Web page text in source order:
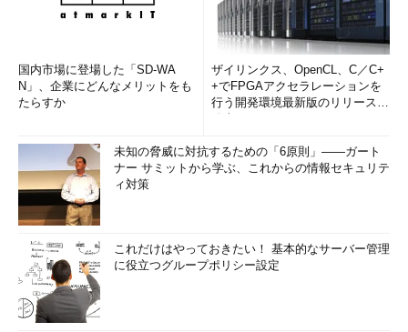
国内市場に登場した「SD-WA
N」、企業にどんなメリットをも
たらすか
ザイリンクス、OpenCL、C／C+
+でFPGAアクセラレーションを
行う開発環境最新版のリリースを
未知の脅威に対抗するための「6原則」――ガート
ナー サミットから学ぶ、これからの情報セキュリテ
ィ対策
これだけはやっておきたい！ 基本的なサーバー管理
に役立つグループポリシー設定